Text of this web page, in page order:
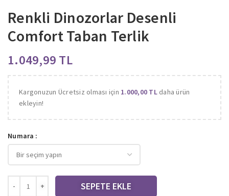
Renkli Dinozorlar Desenli
Comfort Taban Terlik
TL
Kargonuzun Ücretsiz olması için 1.000,00 TLdaha ürün
ekleyin!
Numara
SEPETE EKLE